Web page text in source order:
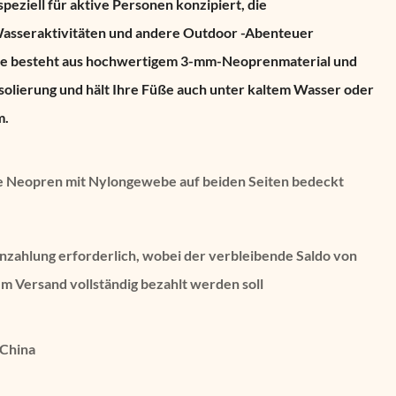
für aktive Personen konzipiert, die
und andere Outdoor -Abenteuer
besteht aus hochwertigem 3-mm-Neoprenmaterial und
und hält Ihre Füße auch unter kaltem Wasser oder
Neopren mit Nylongewebe auf beiden Seiten bedeckt
erforderlich, wobei der verbleibende Saldo von
Versand vollständig bezahlt werden soll